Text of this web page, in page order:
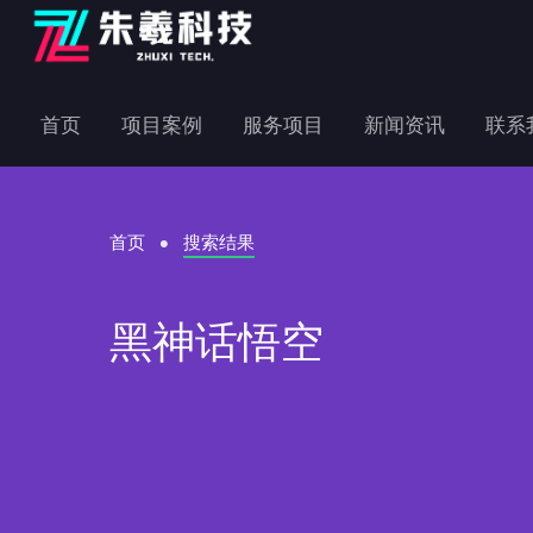
首页 项目案例 服务项目 新闻资讯 联系
首页 搜索结果
黑神话悟空